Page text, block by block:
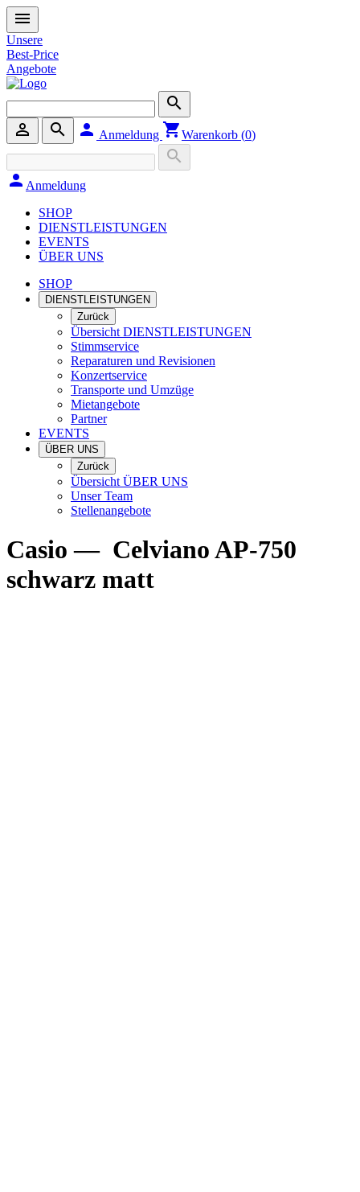
menu
Unsere
Best-Price
Angebote
search
person_outline
search person Anmeldung shopping_cartWarenkorb (0)
search
person Anmeldung
SHOP
DIENSTLEISTUNGEN
EVENTS
ÜBER UNS
SHOP
DIENSTLEISTUNGEN
Zurück
Übersicht DIENSTLEISTUNGEN
Stimmservice
Reparaturen und Revisionen
Konzertservice
Transporte und Umzüge
Mietangebote
Partner
EVENTS
ÜBER UNS
Zurück
Übersicht ÜBER UNS
Unser Team
Stellenangebote
Casio — Celviano AP-750
schwarz matt